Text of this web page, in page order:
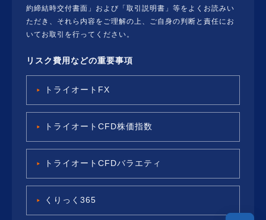
約締結時交付書面」および「取引説明書」等をよくお読みい
ただき、それら内容をご理解の上、ご自身の判断と責任にお
いてお取引を行ってください。
リスク費用などの重要事項
トライオートFX
トライオートCFD株価指数
トライオートCFDバラエティ
くりっく365